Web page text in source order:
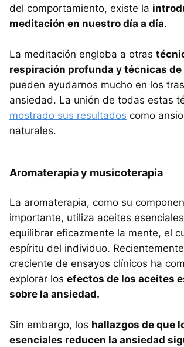
del comportamiento, existe la
meditación en nuestro día a día.
La meditación engloba a otras
respiración profunda y técnicas de
pueden ayudarnos mucho en los
ansiedad. La unión de todas estas
mostrado sus resultados como
naturales.
Aromaterapia y musicoterapia
La aromaterapia, como su
importante, utiliza aceites
equilibrar eficazmente la mente, el
espíritu del individuo.
creciente de ensayos clínicos ha
explorar los efectos de los aceites
sobre la ansiedad.
Sin embargo, los hallazgos de que
esenciales reducen la ansiedad